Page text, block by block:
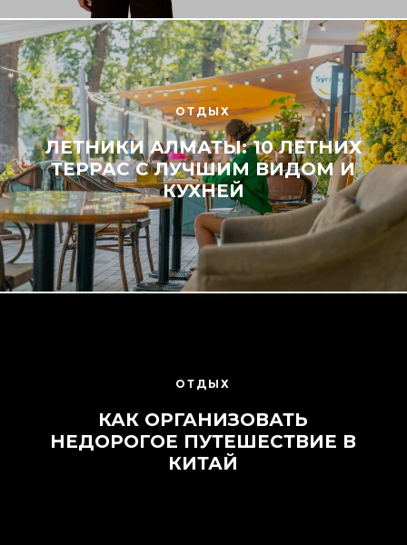
ОТДЫХ
ЛЕТНИКИ АЛМАТЫ: 10 ЛЕТНИХ
ТЕРРАС С ЛУЧШИМ ВИДОМ И
КУХНЕЙ
ОТДЫХ
КАК ОРГАНИЗОВАТЬ
НЕДОРОГОЕ ПУТЕШЕСТВИЕ В
КИТАЙ